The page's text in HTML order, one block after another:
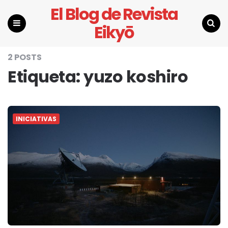
El Blog de Revista
Eikyō
2 POSTS
Etiqueta:yuzo koshiro
INICIATIVAS